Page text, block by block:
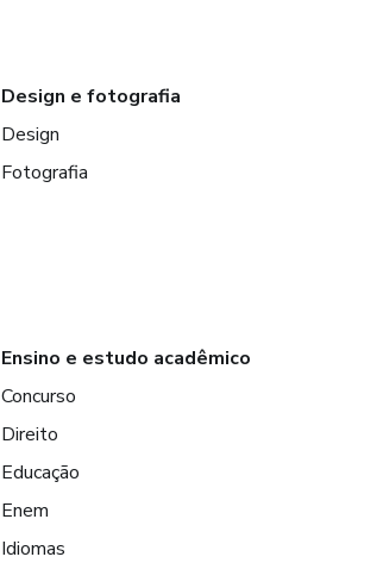
Design e fotografia
Design
Fotografia
Ensino e estudo acadêmico
Concurso
Direito
Educação
Enem
Idiomas